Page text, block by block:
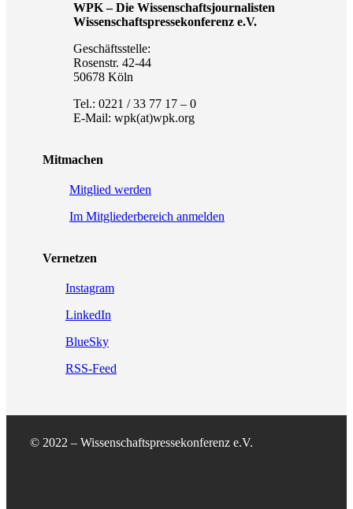
WPK – Die Wissenschaftsjournalisten
Wissenschaftspressekonferenz e.V.
Geschäftsstelle:
Rosenstr. 42-44
50678 Köln
Tel.: 0221 / 33 77 17 – 0
E-Mail: wpk(at)wpk.org
Mitmachen
Mitglied werden
Im Mitgliederbereich anmelden
Vernetzen
Instagram
LinkedIn
BlueSky
RSS-Feed
© 2022 – Wissenschaftspressekonferenz e.V.